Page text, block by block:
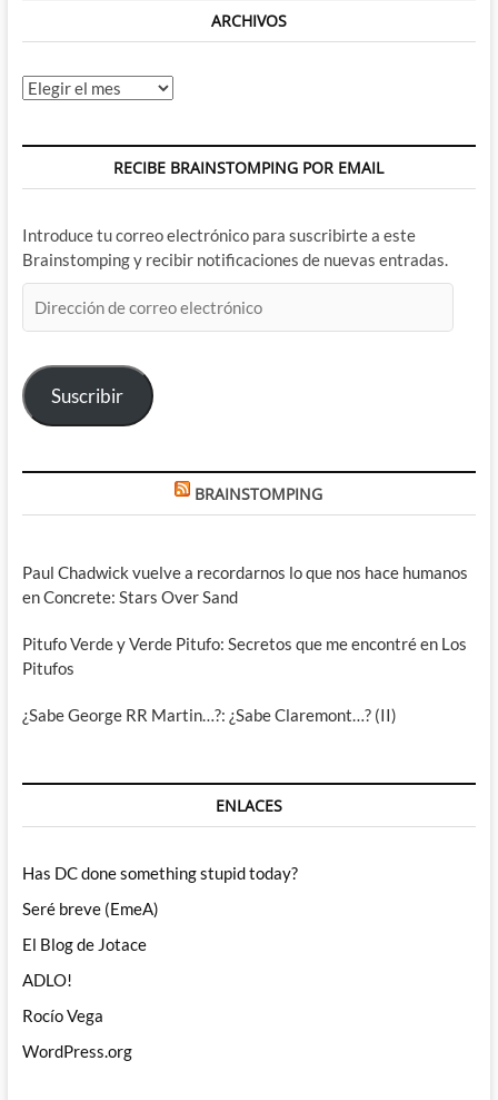
ARCHIVOS
Archivos
RECIBE BRAINSTOMPING POR EMAIL
Introduce tu correo electrónico para suscribirte a este
Brainstomping y recibir notificaciones de nuevas entradas.
de
electrónico
Suscribir
BRAINSTOMPING
Paul Chadwick vuelve a recordarnos lo que nos hace humanos
en Concrete: Stars Over Sand
Pitufo Verde y Verde Pitufo: Secretos que me encontré en Los
Pitufos
¿Sabe George RR Martin…?: ¿Sabe Claremont…? (II)
ENLACES
Has DC done something stupid today?
Seré breve (EmeA)
El Blog de Jotace
ADLO!
Rocío Vega
WordPress.org